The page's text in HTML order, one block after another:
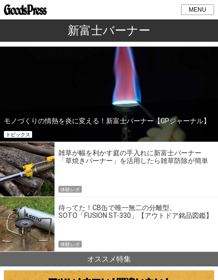
MENU
新富士バーナー
モノづくりの情熱を炎に変える！新富士バーナー【GPジャーナル】
トピックス
雑草が幅を利かす庭の手入れに新富士バーナー
「草焼きバーナー」を活用したら雑草防除が簡単
体験レポ
待ってた！CB缶で唯一無二の分離型、
SOTO「FUSION ST-330」【アウトドア銘品図鑑】
体験レポ
オススメ特集